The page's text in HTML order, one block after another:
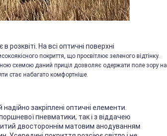
розквіті. На всі оптичні поверхні
покриття, що просвітлює зеленого відтінку.
схемою даний приціл дозволяє одержати поле зору на
стає набагато комфортніше.
закріплені оптичні елементи.
пневматики, так і з віддачею
двостороннім матовим анодуванням